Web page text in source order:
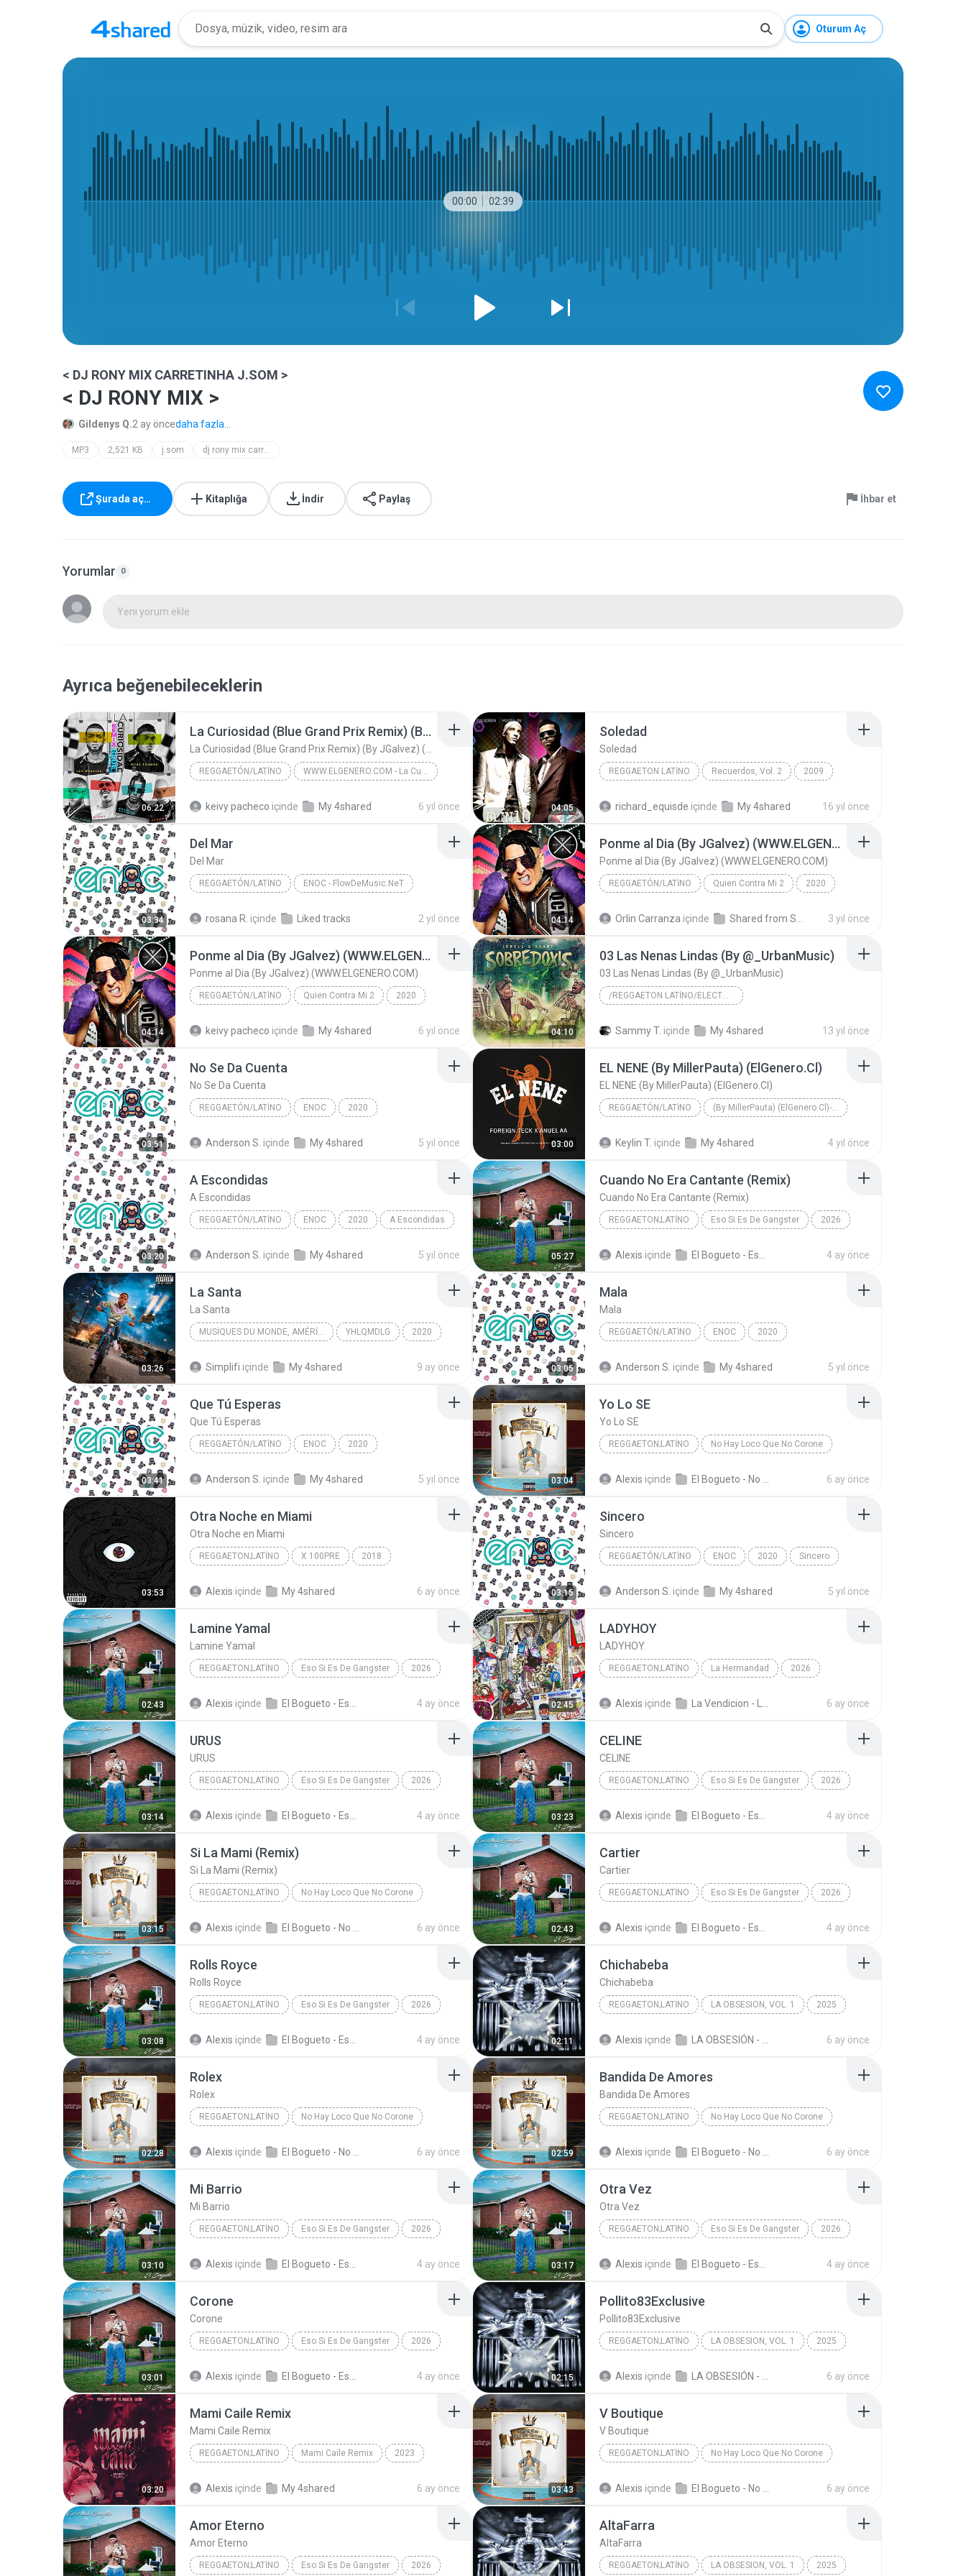
Oturum Aç
00:00 02:39
< DJ RONY MIX CARRETINHA J.SOM >
< DJ RONY MIX >
Gildenys Q.2 ay öncedaha fazla...
MP3 2,521 KB j.som dj rony mix carretinha j.som
Şurada aç… Kitaplığa İndir Paylaş İhbar et
Yorumlar 0
Yeni yorum ekle
Ayrıca beğenebileceklerin
06:22
La Curiosidad (Blue Grand Prix Remix) (By JGalvez) (WWW.ELGENERO.COM)
REGGAETÓN/LATINO WWW.ELGENERO.COM - La Curiosidad (Blue Grand Prix Remix)
keivy pacheco içinde My 4shared 6 yıl önce 04:05
Soledad
Soledad
REGGAETON LATINO Recuerdos, Vol. 2 2009
richard_equisde içinde My 4shared 16 yıl önce
03:34
Del Mar
Del Mar
REGGAETÓN/LATINO ENOC - FlowDeMusic.NeT
rosana R. içinde Liked tracks 2 yıl önce 04:14
Ponme al Dia (By JGalvez) (WWW.ELGENERO.COM)
Ponme al Dia (By JGalvez) (WWW.ELGENERO.COM)
REGGAETÓN/LATINO Quien Contra Mi 2 2020
Orlin Carranza içinde 3 yıl önce
04:14
Ponme al Dia (By JGalvez) (WWW.ELGENERO.COM)
Ponme al Dia (By JGalvez) (WWW.ELGENERO.COM)
REGGAETÓN/LATINO Quien Contra Mi 2 2020
keivy pacheco içinde My 4shared 6 yıl önce 04:10
03 Las Nenas Lindas (By @_UrbanMusic)
03 Las Nenas Lindas (By @_UrbanMusic)
/REGGAETON LATINO/ELECTRO FLOW/REGGAETON BRASILEIRO
03 Las Nenas Lindas (By @_UrbanMusic)
Sammy T. içinde My 4shared 13 yıl önce
03:51
No Se Da Cuenta
No Se Da Cuenta
REGGAETÓN/LATINO ENOC 2020
Anderson S. içinde My 4shared 5 yıl önce 03:00
EL NENE (By MillerPauta) (ElGenero.Cl)
EL NENE (By MillerPauta) (ElGenero.Cl)
REGGAETÓN/LATINO (By MillerPauta) (ElGenero.Cl)- EL NENE
Keylin T. içinde My 4shared 4 yıl önce
03:20
A Escondidas
A Escondidas
REGGAETÓN/LATINO ENOC 2020 A Escondidas
Anderson S. içinde My 4shared 5 yıl önce 05:27
Cuando No Era Cantante (Remix)
Cuando No Era Cantante (Remix)
REGGAETON;LATINO Eso Si Es De Gangster 2026
Alexis içinde 4 ay önce
03:26
La Santa
La Santa
MUSIQUES DU MONDE, AMÉRIQUE LATINE, URBAN LATINO, REGGAETON YHLQMDLG 2020
Simplifi içinde My 4shared 9 ay önce 03:05
Mala
Mala
REGGAETÓN/LATINO ENOC 2020
Anderson S. içinde My 4shared 5 yıl önce
03:41
Que Tú Esperas
Que Tú Esperas
REGGAETÓN/LATINO ENOC 2020
Anderson S. içinde My 4shared 5 yıl önce 03:04
Yo Lo SE
Yo Lo SE
REGGAETON;LATINO No Hay Loco Que No Corone
Alexis içinde 6 ay önce
03:53
Otra Noche en Miami
Otra Noche en Miami
REGGAETON;LATINO X 100PRE 2018
Alexis içinde My 4shared 6 ay önce 03:15
Sincero
Sincero
REGGAETÓN/LATINO ENOC 2020 Sincero
Anderson S. içinde My 4shared 5 yıl önce
02:43
Lamine Yamal
Lamine Yamal
REGGAETON;LATINO Eso Si Es De Gangster 2026
Alexis içinde 4 ay önce 02:45
LADYHOY
LADYHOY
REGGAETON;LATINO La Hermandad 2026
Alexis içinde 6 ay önce
03:14
URUS
URUS
REGGAETON;LATINO Eso Si Es De Gangster 2026
Alexis içinde 4 ay önce 03:23
CELINE
CELINE
REGGAETON;LATINO Eso Si Es De Gangster 2026
Alexis içinde 4 ay önce
03:15
Si La Mami (Remix)
Si La Mami (Remix)
REGGAETON;LATINO No Hay Loco Que No Corone
Alexis içinde 6 ay önce 02:43
Cartier
Cartier
REGGAETON;LATINO Eso Si Es De Gangster 2026
Alexis içinde 4 ay önce
03:08
Rolls Royce
Rolls Royce
REGGAETON;LATINO Eso Si Es De Gangster 2026
Alexis içinde 4 ay önce 02:11
Chichabeba
Chichabeba
REGGAETON;LATINO LA OBSESION, VOL. 1 2025
Alexis içinde 6 ay önce
02:28
Rolex
Rolex
REGGAETON;LATINO No Hay Loco Que No Corone
Alexis içinde 6 ay önce 02:59
Bandida De Amores
Bandida De Amores
REGGAETON;LATINO No Hay Loco Que No Corone
Alexis içinde 6 ay önce
03:10
Mi Barrio
Mi Barrio
REGGAETON;LATINO Eso Si Es De Gangster 2026
Alexis içinde 4 ay önce 03:17
Otra Vez
Otra Vez
REGGAETON;LATINO Eso Si Es De Gangster 2026
Alexis içinde 4 ay önce
03:01
Corone
Corone
REGGAETON;LATINO Eso Si Es De Gangster 2026
Alexis içinde 4 ay önce 02:15
Pollito83Exclusive
Pollito83Exclusive
REGGAETON;LATINO LA OBSESION, VOL. 1 2025
Alexis içinde 6 ay önce
03:20
Mami Caile Remix
Mami Caile Remix
REGGAETON;LATINO Mami Caile Remix 2023
Alexis içinde My 4shared 6 ay önce 03:43
V Boutique
V Boutique
REGGAETON;LATINO No Hay Loco Que No Corone
Alexis içinde 6 ay önce
Amor Eterno
Amor Eterno
REGGAETON;LATINO Eso Si Es De Gangster 2026
AltaFarra
AltaFarra
REGGAETON;LATINO LA OBSESION, VOL. 1 2025